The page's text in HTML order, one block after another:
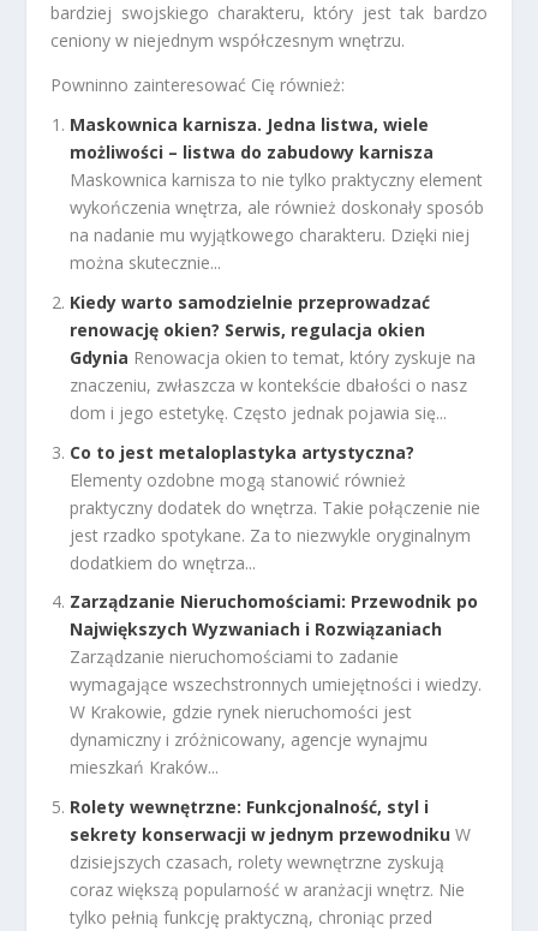
bardziej swojskiego charakteru, który jest tak bardzo
ceniony w niejednym współczesnym wnętrzu.
Powninno zainteresować Cię również:
Maskownica karnisza. Jedna listwa, wiele
możliwości – listwa do zabudowy karnisza
Maskownica karnisza to nie tylko praktyczny element
wykończenia wnętrza, ale również doskonały sposób
na nadanie mu wyjątkowego charakteru. Dzięki niej
można skutecznie...
Kiedy warto samodzielnie przeprowadzać
renowację okien? Serwis, regulacja okien
Gdynia Renowacja okien to temat, który zyskuje na
znaczeniu, zwłaszcza w kontekście dbałości o nasz
dom i jego estetykę. Często jednak pojawia się...
Co to jest metaloplastyka artystyczna?
Elementy ozdobne mogą stanowić również
praktyczny dodatek do wnętrza. Takie połączenie nie
jest rzadko spotykane. Za to niezwykle oryginalnym
dodatkiem do wnętrza...
Zarządzanie Nieruchomościami: Przewodnik po
Największych Wyzwaniach i Rozwiązaniach
Zarządzanie nieruchomościami to zadanie
wymagające wszechstronnych umiejętności i wiedzy.
W Krakowie, gdzie rynek nieruchomości jest
dynamiczny i zróżnicowany, agencje wynajmu
mieszkań Kraków...
Rolety wewnętrzne: Funkcjonalność, styl i
sekrety konserwacji w jednym przewodniku W
dzisiejszych czasach, rolety wewnętrzne zyskują
coraz większą popularność w aranżacji wnętrz. Nie
tylko pełnią funkcję praktyczną, chroniąc przed